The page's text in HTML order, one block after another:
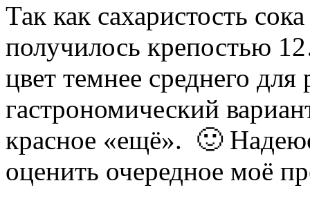
Так как сахаристость
получилось крепостью
цвет темнее среднего
гастрономический
красное «ещё». 🙂
оценить очередное моё